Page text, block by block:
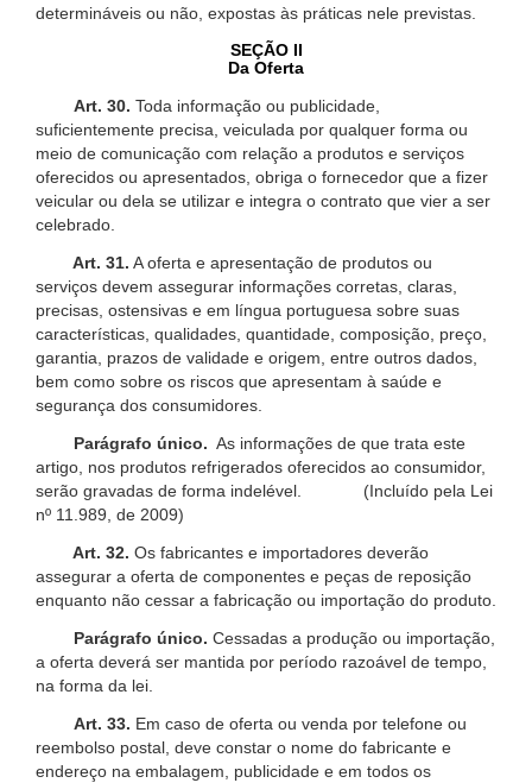
determináveis ou não, expostas às práticas nele previstas.
SEÇÃO II
Da Oferta
Art. 30. Toda informação ou publicidade,
suficientemente precisa, veiculada por qualquer forma ou
meio de comunicação com relação a produtos e serviços
oferecidos ou apresentados, obriga o fornecedor que a fizer
veicular ou dela se utilizar e integra o contrato que vier a ser
celebrado.
Art. 31. A oferta e apresentação de produtos ou
serviços devem assegurar informações corretas, claras,
precisas, ostensivas e em língua portuguesa sobre suas
características, qualidades, quantidade, composição, preço,
garantia, prazos de validade e origem, entre outros dados,
bem como sobre os riscos que apresentam à saúde e
segurança dos consumidores.
Parágrafo único. As informações de que trata este
artigo, nos produtos refrigerados oferecidos ao consumidor,
serão gravadas de forma indelével. (Incluído pela Lei
nº 11.989, de 2009)
Art. 32. Os fabricantes e importadores deverão
assegurar a oferta de componentes e peças de reposição
enquanto não cessar a fabricação ou importação do produto.
Parágrafo único. Cessadas a produção ou importação,
a oferta deverá ser mantida por período razoável de tempo,
na forma da lei.
Art. 33. Em caso de oferta ou venda por telefone ou
reembolso postal, deve constar o nome do fabricante e
endereço na embalagem, publicidade e em todos os